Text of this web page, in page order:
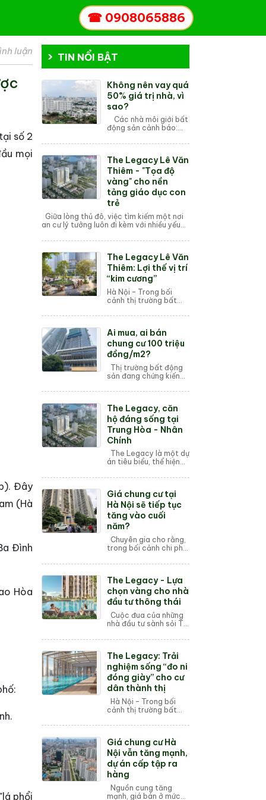
☎ 0908065886
luận
số 2
mọi
Đây
(Hà
Đình
Hòa
phổi
TIN NỔI BẬT
Không nên vay quá
50% giá trị nhà, vì
sao?
Các nhà môi giới bất
động sản cảnh báo:
tối đa 50% giá trị tài
hoàn toàn vào vốn
vay, đồng th...
The Legacy Lê Văn
Thiêm - "Tọa độ
vàng" cho nền
tảng giáo dục con
trẻ
Giữa lòng thủ đô, việc tìm kiếm một nơi
an cư lý tưởng luôn đi kèm với nhiều yếu
là mối quan t...
The Legacy Lê Văn
Thiêm: Lợi thế vị trí
“kim cương”
Hà Nội – Trong bối
cảnh thị trường bất
càng trở nên cạnh
là yếu tố then chốt
quyết định giá tr...
Ai mua, ai bán
chung cư 100 triệu
đồng/m2?
Thị trường bất động
sản đang chứng kiến
loạt dự án mở bán
đây đều có giá từ 100 -
300 triệu đồn...
The Legacy, căn
hộ đáng sống tại
Trung Hòa - Nhân
Chính
The Legacy là một dự
án tiêu biểu, thể hiện
của những chủ nhân
chất lượng đẳng cấp
tại Trung Hoà ...
Giá chung cư tại
Hà Nội sẽ tiếp tục
tăng vào cuối
năm?
Chuyên gia cho rằng,
trong bối cảnh chi phí
tăng, có thể sẽ làm giá
cao hơn, nhưng không
“sốt ...
The Legacy - Lựa
chọn vàng cho nhà
đầu tư thông thái
Cuộc đua của những
nhà đầu tư sành sỏi Thị
Hà Nội luôn sôi động,
căn hộ cao cấp tại khu
vực trun...
The Legacy: Trải
nghiệm sống “đo ni
đóng giày” cho cư
dân thành thị
Hà Nội – Trong bối
cảnh thị trường bất
hòa với các dự án "tiện
Legacy Lê Văn Thiêm
nổi...
Giá chung cư Hà
Nội vẫn tăng mạnh,
dự án cấp tập ra
hàng
Nguồn cung tăng
mạnh, giá bán ở mức